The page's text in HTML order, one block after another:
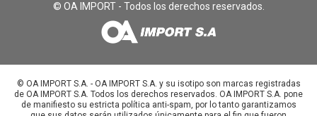
© OA IMPORT - Todos los derechos reservados.
©️ OA IMPORT S.A. - OA IMPORT S.A. y su isotipo son marcas registradas
de OA IMPORT S.A. Todos los derechos reservados. OA IMPORT S.A. pone
de manifiesto su estricta política anti-spam, por lo tanto garantizamos